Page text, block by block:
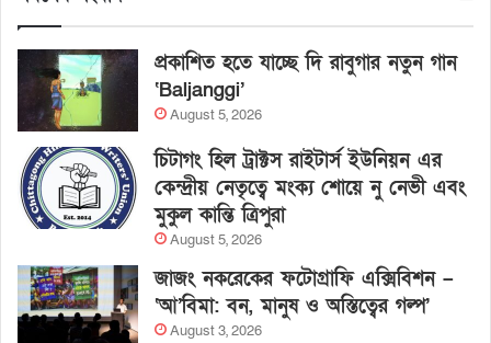
প্রকাশিত হতে যাচ্ছে দি রাবুগার নতুন গান
‘Baljanggi’
August 5, 2026
চিটাগং হিল ট্রাক্টস রাইটার্স ইউনিয়ন এর
কেন্দ্রীয় নেতৃত্বে মংক্য শোয়ে নু নেভী এবং
মুকুল কান্তি ত্রিপুরা
August 5, 2026
জাজং নকরেকের ফটোগ্রাফি এক্সিবিশন –
‘আ’বিমা: বন, মানুষ ও অস্তিত্বের গল্প’
August 3, 2026